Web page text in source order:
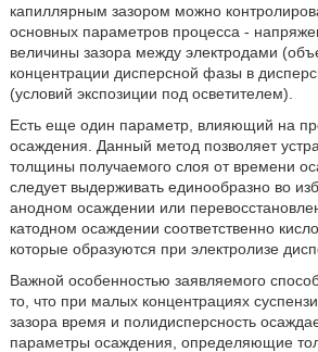
капиллярным зазором можно
основных параметров процесса -
величины зазора между электродами
концентрации дисперсной фазы в
(условий экспозиции под осветителем).
Есть еще один параметр, влияющий на
осаждения. Данный метод позволяет
толщины получаемого слоя от времени
следует выдерживать единообразно во
анодном осаждении или
катодном осаждении соответственно
которые образуются при электролизе
Важной особенностью заявляемого
то, что при малых концентрациях
зазора время и полидисперсность
параметры осаждения, определяющие